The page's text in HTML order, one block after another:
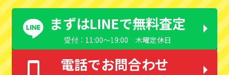
まずはLINEで無料査定
受付：11:00〜19:00 木曜定休日
電話でお問合わせ